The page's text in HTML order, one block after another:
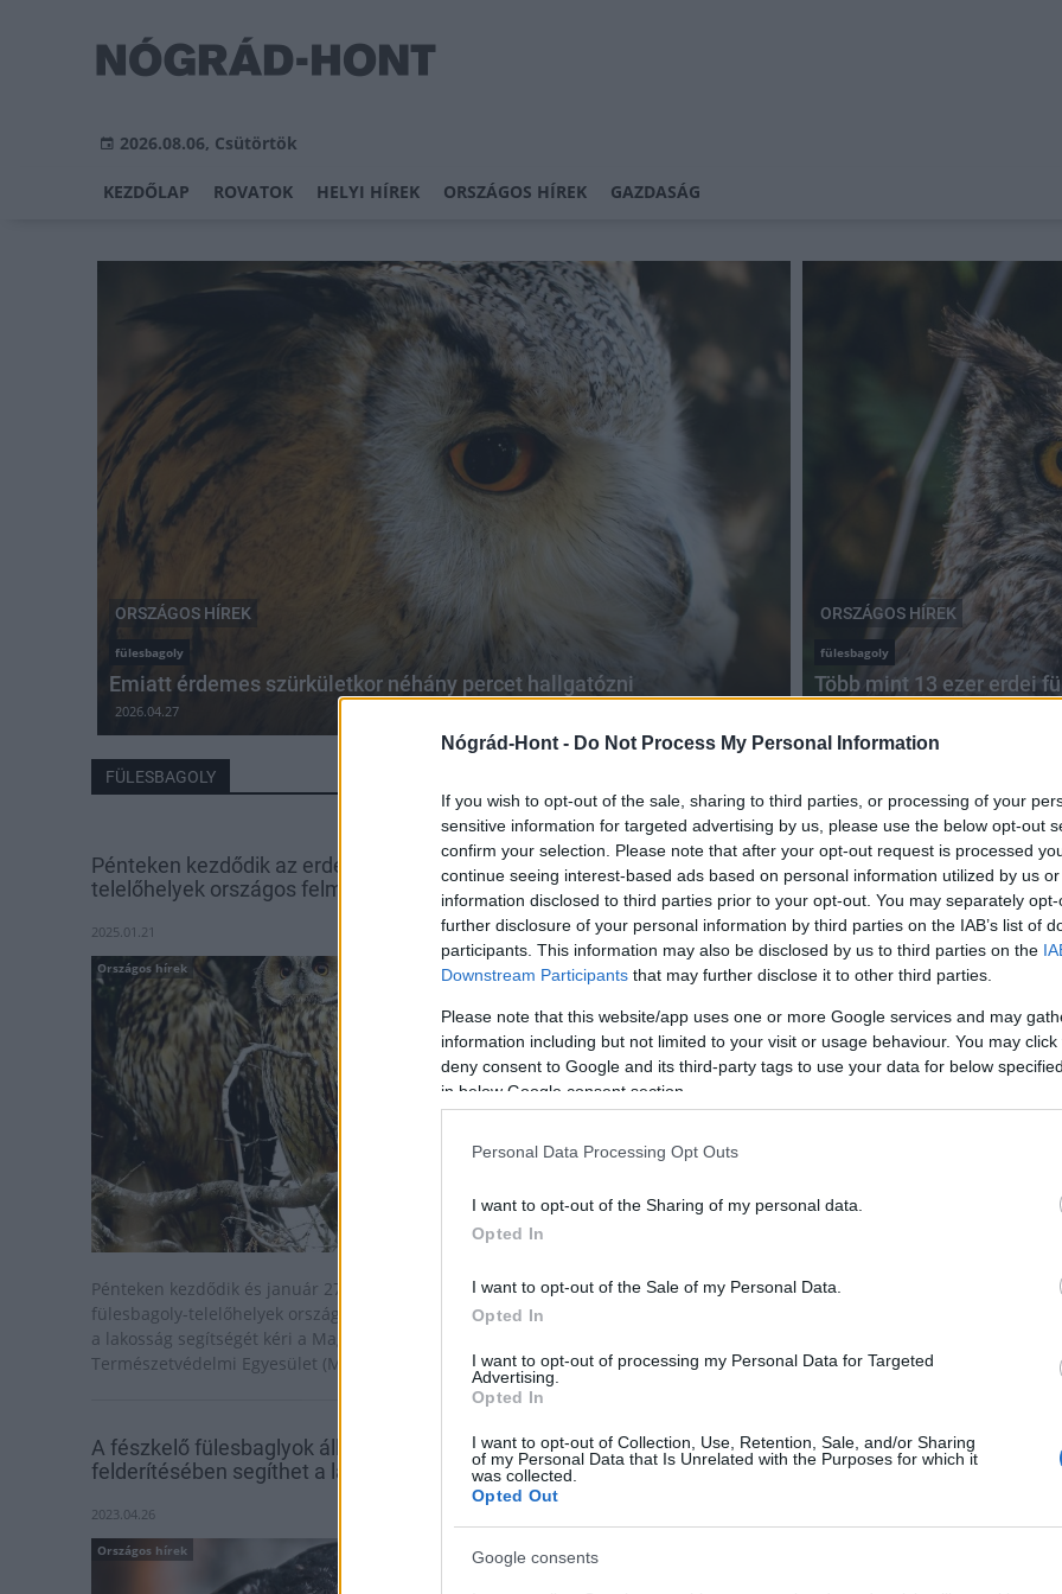
Nógrád-Hont - Do Not Process My Personal Information
If you wish to opt-out of the sale, sharing to third parties, or processing of your
sensitive information for targeted advertising by us, please use the below opt-out
confirm your selection. Please note that after your opt-out request is processed
continue seeing interest-based ads based on personal information utilized by us
information disclosed to third parties prior to your opt-out. You may separately
further disclosure of your personal information by third parties on the IAB’s list of
participants. This information may also be disclosed by us to third parties on the
Downstream Participants that may further disclose it to other third parties.
Please note that this website/app uses one or more Google services and may
information including but not limited to your visit or usage behaviour. You may
deny consent to Google and its third-party tags to use your data for below
in below Google consent section.
Personal Data Processing Opt Outs
I want to opt-out of the Sharing of my personal data.
Opted In
I want to opt-out of the Sale of my Personal Data.
Opted In
I want to opt-out of processing my Personal Data for Targeted
Advertising.
Opted In
I want to opt-out of Collection, Use, Retention, Sale, and/or Sharing
of my Personal Data that Is Unrelated with the Purposes for which it
was collected.
Opted Out
Google consents
2026.08.06, Csütörtök
KEZDŐLAP ROVATOK HELYI HÍREK ORSZÁGOS HÍREK GAZDASÁG
ORSZÁGOS HÍREK
fülesbagoly
Emiatt érdemes szürkületkor néhány percet hallgatózni
2026.04.27
ORSZÁGOS HÍREK
fülesbagoly
Több mint 13 ezer erdei
FÜLESBAGOLY
Pénteken kezdődik az erdei fülesbagoly-
telelőhelyek országos felmérése
2025.01.21
Országos hírek
Pénteken kezdődik és január 27-ig tart az erdei
fülesbagoly-telelőhelyek országos felmérése, amelyhez
a lakosság segítségét kéri a Magyar Madártani és
Természetvédelmi Egyesület (MME).
A fészkelő fülesbaglyok állományának
felderítésében segíthet a lakosság
2023.04.26
Országos hírek
Pénteken kezdődik az
erdei fülesbagoly telelőhelyeinek országos
felmérése
2024.01.15
amelyhez a lakosság segítségét kéri a Magyar
Pénteken kezdődik az erdei fülesbagoly-